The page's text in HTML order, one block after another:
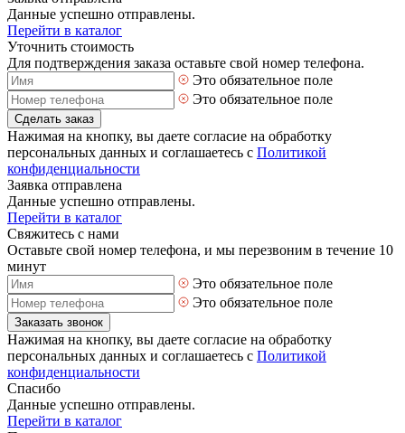
Данные успешно отправлены.
Перейти в каталог
Уточнить стоимость
Для подтверждения заказа оставьте свой номер телефона.
Это обязательное поле
Это обязательное поле
Сделать заказ
Нажимая на кнопку, вы даете согласие на обработку
персональных данных и соглашаетесь с Политикой
конфиденциальности
Заявка отправлена
Данные успешно отправлены.
Перейти в каталог
Свяжитесь с нами
Оставьте свой номер телефона, и мы перезвоним в течение 10
минут
Это обязательное поле
Это обязательное поле
Заказать звонок
Нажимая на кнопку, вы даете согласие на обработку
персональных данных и соглашаетесь с Политикой
конфиденциальности
Спасибо
Данные успешно отправлены.
Перейти в каталог